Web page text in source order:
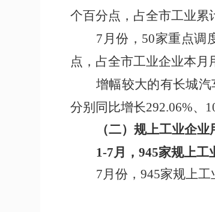
个百分点 ，占全市工业累
7 月份 ， 50家重点调
点 ， 占全市工业企业本月
增幅较大的有长城
分别同比增长292.06%、
（二） 规上工业企业
1-7月， 945家规上工
7月 份 ， 945家规上工